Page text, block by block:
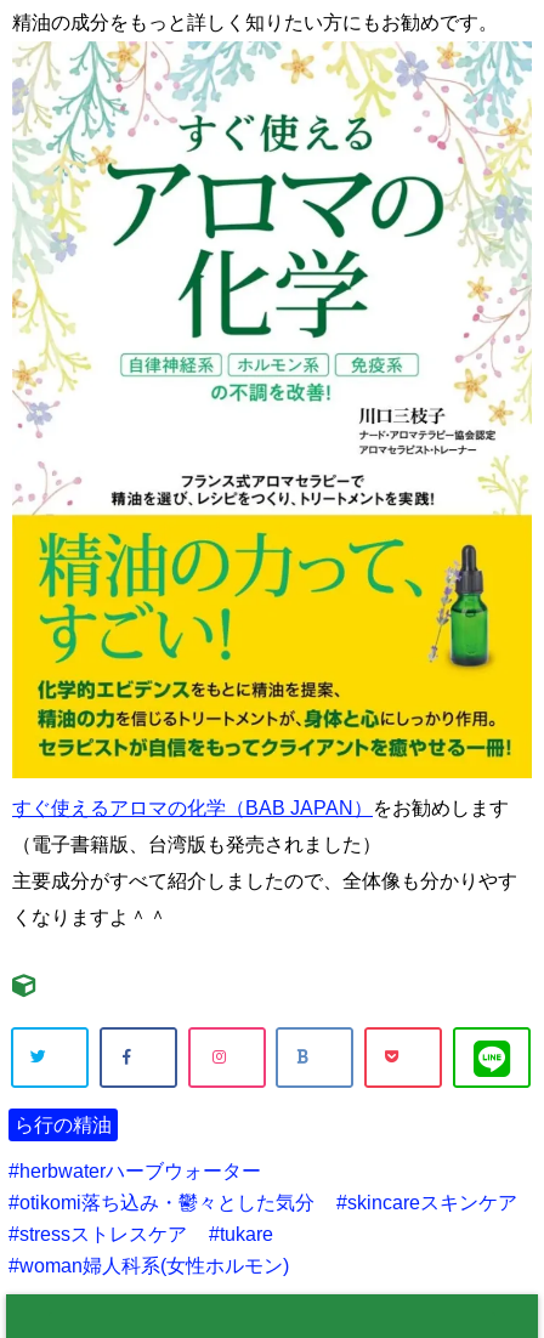
精油の成分をもっと詳しく知りたい方にもお勧めです。
すぐ使えるアロマの化学（BAB JAPAN）
をお勧めします
（電子書籍版、台湾版も発売されました）
主要成分がすべて紹介しましたので、全体像も分かりやす
くなりますよ＾＾
ら行の精油
herbwaterハーブウォーター
otikomi落ち込み・鬱々とした気分
skincareスキンケア
stressストレスケア
tukare
woman婦人科系(女性ホルモン)